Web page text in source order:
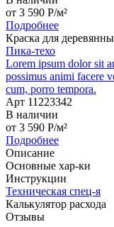
от 3 590 P/м²
Подробнее
Краска для
Пика-техо
Lorem ipsum dolor sit
possimus animi facere
cum, porro tempora.
Арт 11223342
В наличии
от 3 590 P/м²
Подробнее
Описание
Основные хар-ки
Инструкции
Техническая спец-я
Калькулятор расхода
Отзывы